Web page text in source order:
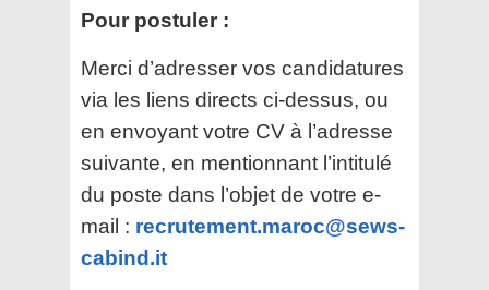
Pour postuler :
Merci d’adresser vos candidatures
via les liens directs ci-dessus, ou
en envoyant votre CV à l’adresse
suivante, en mentionnant l’intitulé
du poste dans l’objet de votre e-
mail : recrutement.maroc@sews-
cabind.it